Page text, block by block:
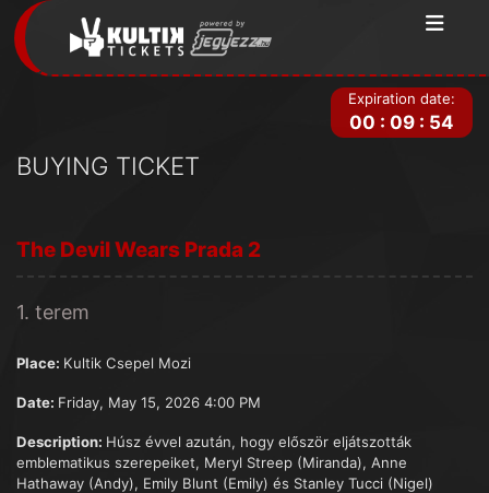
BUYING TICKET
Expiration date:
00 : 09 : 54
The Devil Wears Prada 2
1. terem
Place: Kultik Csepel Mozi
Date: Friday, May 15, 2026 4:00 PM
Description: Húsz évvel azután, hogy először eljátszották
emblematikus szerepeiket, Meryl Streep (Miranda), Anne
Hathaway (Andy), Emily Blunt (Emily) és Stanley Tucci (Nigel)